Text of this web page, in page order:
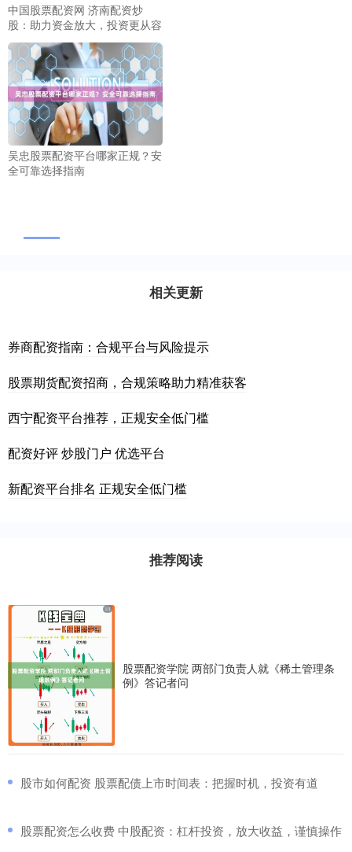
中国股票配资网 济南配资炒
股：助力资金放大，投资更从容
吴忠股票配资平台哪家正规？安
全可靠选择指南
相关更新
券商配资指南：合规平台与风险提示
股票期货配资招商，合规策略助力精准获客
西宁配资平台推荐，正规安全低门槛
配资好评 炒股门户 优选平台
新配资平台排名 正规安全低门槛
推荐阅读
股票配资学院 两部门负责人就《稀土管理条
例》答记者问
​股市如何配资 股票配债上市时间表：把握时机，投资有道
​股票配资怎么收费 中股配资：杠杆投资，放大收益，谨慎操作